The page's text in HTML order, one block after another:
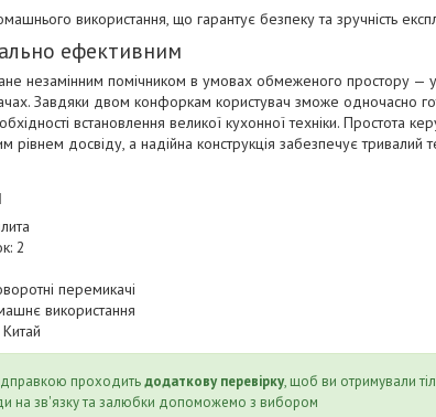
використання, що гарантує безпеку та зручність
ефективним
незамінним помічником в умовах обмеженого простору —
Завдяки двом конфоркам користувач зможе одночасно
встановлення великої кухонної техніки. Простота
рівнем досвіду, а надійна конструкція забезпечує тривалий
2
перемикачі
використання
проходитьдодаткову перевірку, щоб ви отримували
на зв'язку та залюбки допоможемо з вибором